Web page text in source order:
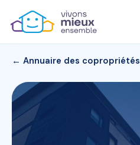
← Annuaire des copropriétés